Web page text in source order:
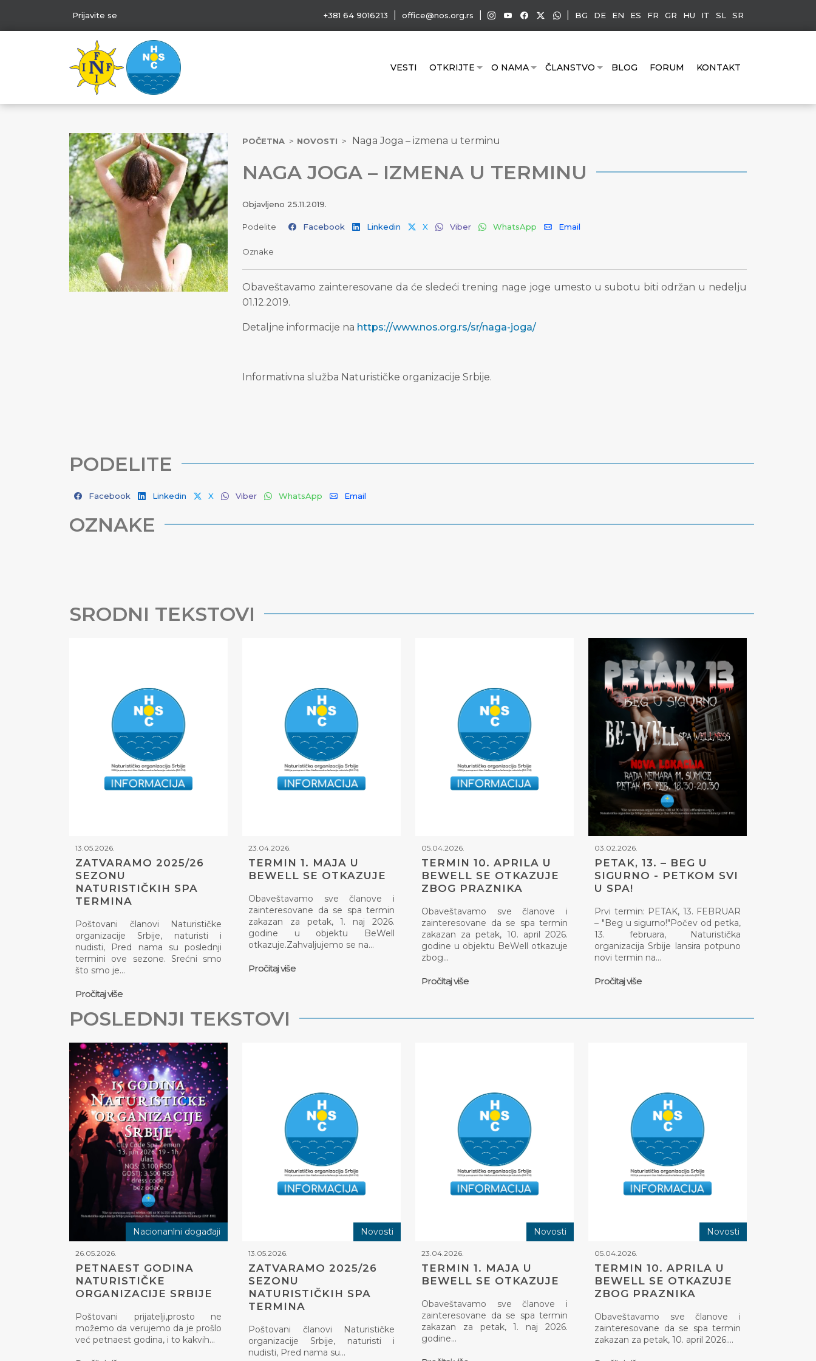
Prijavite se +381 64 9016213 office@nos.org.rs BG DE EN ES FR GR HU IT SL SR
VESTI OTKRIJTE O NAMA ČLANSTVO BLOG FORUM KONTAKT
POČETNA NOVOSTI Naga Joga – izmena u terminu
NAGA JOGA – IZMENA U TERMINU
Objavljeno 25.11.2019.
Podelite Facebook Linkedin X Viber WhatsApp Email
Oznake
Obaveštavamo zainteresovane da će sledeći trening nage joge umesto u subotu biti održan u nedelju
01.12.2019.
Detaljne informacije na https://www.nos.org.rs/sr/naga-joga/
Informativna služba Naturističke organizacije Srbije.
PODELITE
Facebook Linkedin X Viber WhatsApp Email
OZNAKE
SRODNI TEKSTOVI
13.05.2026.
ZATVARAMO 2025/26
SEZONU
NATURISTIČKIH SPA
TERMINA
Poštovani članovi Naturističke
organizacije Srbije, naturisti i
nudisti, Pred nama su poslednji
termini ove sezone. Srećni smo
što smo je…
Pročitaj više
23.04.2026.
TERMIN 1. MAJA U
BEWELL SE OTKAZUJE
Obaveštavamo sve članove i
zainteresovane da se spa termin
zakazan za petak, 1. naj 2026.
godine u objektu BeWell
otkazuje.Zahvaljujemo se na…
Pročitaj više
05.04.2026.
TERMIN 10. APRILA U
BEWELL SE OTKAZUJE
ZBOG PRAZNIKA
Obaveštavamo sve članove i
zainteresovane da se spa termin
zakazan za petak, 10. april 2026.
godine u objektu BeWell otkazuje
zbog…
Pročitaj više
03.02.2026.
PETAK, 13. – BEG U
SIGURNO - PETKOM SVI
U SPA!
Prvi termin: PETAK, 13. FEBRUAR
– "Beg u sigurno!"Počev od petka,
13. februara, Naturistička
organizacija Srbije lansira potpuno
novi termin na…
Pročitaj više
POSLEDNJI TEKSTOVI
Nacionanlni događaji
26.05.2026.
PETNAEST GODINA
NATURISTIČKE
ORGANIZACIJE SRBIJE
Poštovani prijatelji,prosto ne
možemo da verujemo da je prošlo
već petnaest godina, i to kakvih…
Novosti
13.05.2026.
ZATVARAMO 2025/26
SEZONU
NATURISTIČKIH SPA
TERMINA
Poštovani članovi Naturističke
organizacije Srbije, naturisti i
nudisti, Pred nama su…
Novosti
23.04.2026.
TERMIN 1. MAJA U
BEWELL SE OTKAZUJE
Obaveštavamo sve članove i
zainteresovane da se spa termin
zakazan za petak, 1. naj 2026.
godine…
Novosti
05.04.2026.
TERMIN 10. APRILA U
BEWELL SE OTKAZUJE
ZBOG PRAZNIKA
Obaveštavamo sve članove i
zainteresovane da se spa termin
zakazan za petak, 10. april 2026.…